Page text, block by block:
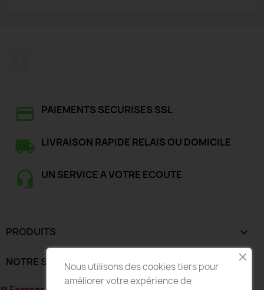
PAIEMENTS SECURISES SSL
LIVRAISON RAPIDE RELAIS OU DOMICILE
UN SERVICE A VOTRE ECOUTE
PRODUITS 
NOTRE SOCIÉTÉ 
Nous utilisons des cookies tiers pour
améliorer votre expérience de